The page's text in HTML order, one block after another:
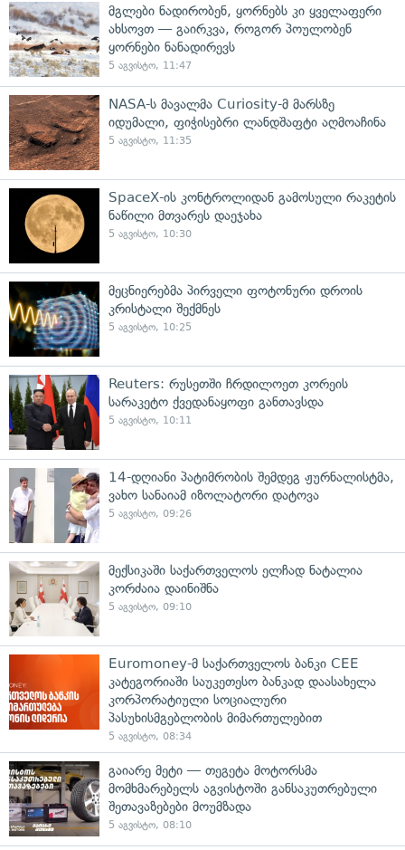
მგლები ნადირობენ, ყორნებს კი ყველაფერი
ახსოვთ — გაირკვა, როგორ პოულობენ
ყორნები ნანადირევს
5 აგვისტო, 11:47
NASA-ს მავალმა Curiosity-მ მარსზე
იდუმალი, ფიჭისებრი ლანდშაფტი აღმოაჩინა
5 აგვისტო, 11:35
SpaceX-ის კონტროლიდან გამოსული რაკეტის
ნაწილი მთვარეს დაეჯახა
5 აგვისტო, 10:30
მეცნიერებმა პირველი ფოტონური დროის
კრისტალი შექმნეს
5 აგვისტო, 10:25
Reuters: რუსეთში ჩრდილოეთ კორეის
სარაკეტო ქვედანაყოფი განთავსდა
5 აგვისტო, 10:11
14-დღიანი პატიმრობის შემდეგ ჟურნალისტმა,
ვახო სანაიამ იზოლატორი დატოვა
5 აგვისტო, 09:26
მექსიკაში საქართველოს ელჩად ნატალია
კორძაია დაინიშნა
5 აგვისტო, 09:10
Euromoney-მ საქართველოს ბანკი CEE
კატეგორიაში საუკეთესო ბანკად დაასახელა
კორპორატიული სოციალური
პასუხისმგებლობის მიმართულებით
5 აგვისტო, 08:34
გაიარე მეტი — თეგეტა მოტორსმა
მომხმარებელს აგვისტოში განსაკუთრებული
შეთავაზებები მოუმზადა
5 აგვისტო, 08:10